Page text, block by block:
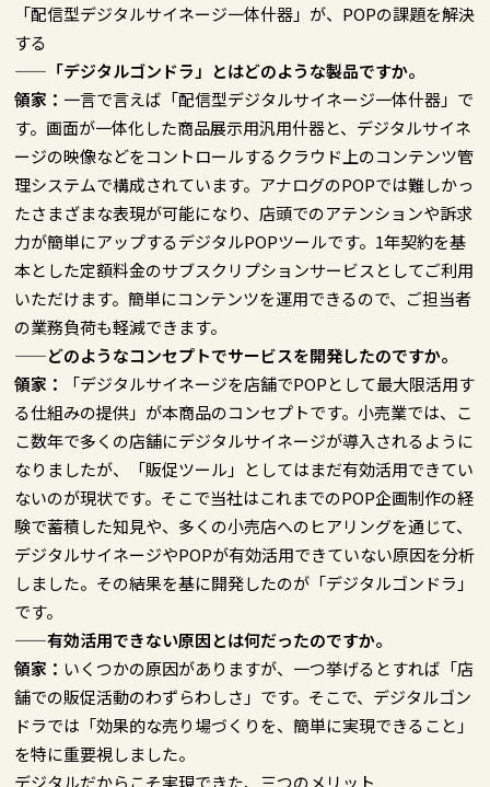
「配信型デジタルサイネージ一体什器」が、POPの課題を解決
する
——「デジタルゴンドラ」とはどのような製品ですか。
領家： 一言で言えば「配信型デジタルサイネージ一体什器」で
す。画面が一体化した商品展示用汎用什器と、デジタルサイネ
ージの映像などをコントロールするクラウド上のコンテンツ管
理システムで構成されています。アナログのPOPでは難しかっ
たさまざまな表現が可能になり、店頭でのアテンションや訴求
力が簡単にアップするデジタルPOPツールです。1年契約を基
本とした定額料金のサブスクリプションサービスとしてご利用
いただけます。簡単にコンテンツを運用できるので、ご担当者
の業務負荷も軽減できます。
——どのようなコンセプトでサービスを開発したのですか。
領家：
「デジタルサイネージを店舗でPOPとして最大限活用す
る仕組みの提供」が本商品のコンセプトです。小売業では、こ
こ数年で多くの店舗にデジタルサイネージが導入されるように
なりましたが、「販促ツール」としてはまだ有効活用できてい
ないのが現状です。そこで当社はこれまでのPOP企画制作の経
験で蓄積した知見や、多くの小売店へのヒアリングを通じて、
デジタルサイネージやPOPが有効活用できていない原因を分析
しました。その結果を基に開発したのが「デジタルゴンドラ」
です。
——有効活用できない原因とは何だったのですか。
領家： いくつかの原因がありますが、一つ挙げるとすれば「店
舗での販促活動のわずらわしさ」です。そこで、デジタルゴン
ドラでは「効果的な売り場づくりを、簡単に実現できること」
を特に重要視しました。
デジタルだからこそ実現できた、三つのメリット